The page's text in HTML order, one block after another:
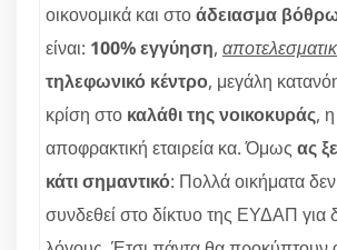
οικονομικά και στοάδειασμα
είναι: 100% εγγύηση,
τηλεφωνικό κέντρο, μεγάλη
κρίση στο καλάθι της νοικοκυράς,
αποφρακτική εταιρεία κα. Όμως ας
κάτι σημαντικό: Πολλά οικήματα
συνδεθεί στο δίκτυο της ΕΥΔΑΠ για